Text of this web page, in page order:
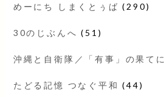
めーにち しまくとぅば (290)
30のじぶんへ (51)
沖縄と自衛隊／「有事」の果てに
たどる記憶 つなぐ平和 (44)